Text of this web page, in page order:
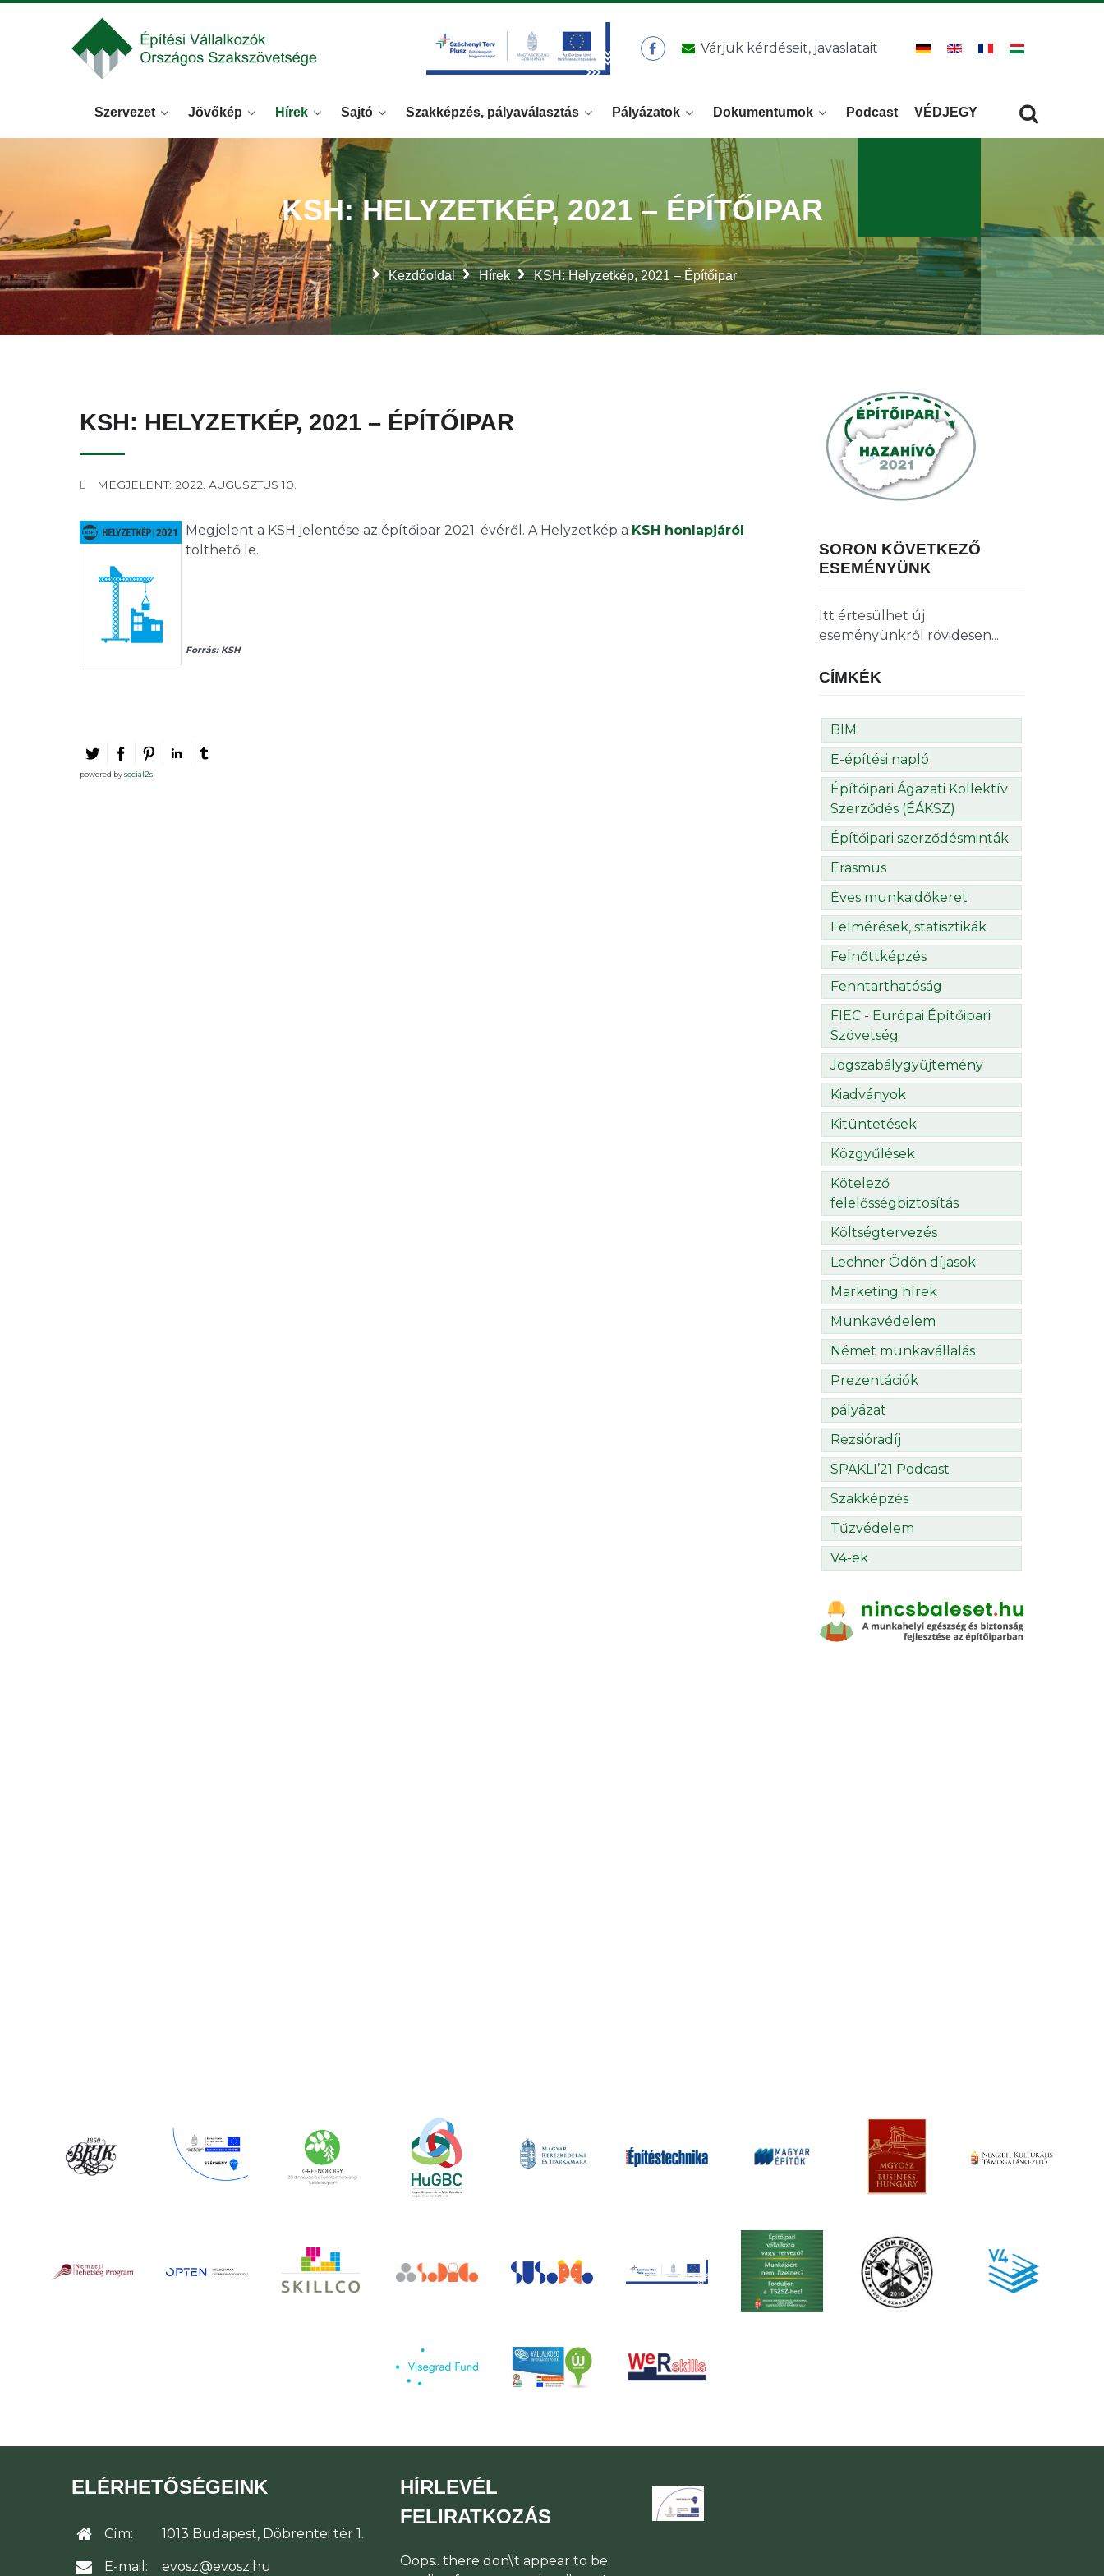
Várjuk kérdéseit, javaslatait
Szervezet Jövőkép Hírek Sajtó Szakképzés, pályaválasztás Pályázatok Dokumentumok Podcast VÉDJEGY
Kezdőoldal Hírek KSH: Helyzetkép, 2021 – Építőipar
KSH: HELYZETKÉP, 2021 – ÉPÍTŐIPAR
KSH: HELYZETKÉP, 2021 – ÉPÍTŐIPAR
MEGJELENT: 2022. AUGUSZTUS 10.
Megjelent a KSH jelentése az építőipar 2021. évéről. A Helyzetkép a KSH honlapjáról
tölthető le.
Forrás: KSH
powered bysocial2s
SORON KÖVETKEZŐ
ESEMÉNYÜNK
Itt értesülhet új
eseményünkről rövidesen...
CÍMKÉK
BIM
E-építési napló
Építőipari Ágazati Kollektív
Szerződés (ÉÁKSZ)
Építőipari szerződésminták
Erasmus
Éves munkaidőkeret
Felmérések, statisztikák
Felnőttképzés
Fenntarthatóság
FIEC - Európai Építőipari
Szövetség
Jogszabálygyűjtemény
Kiadványok
Kitüntetések
Közgyűlések
Kötelező
felelősségbiztosítás
Költségtervezés
Lechner Ödön díjasok
Marketing hírek
Munkavédelem
Német munkavállalás
Prezentációk
pályázat
Rezsióradíj
SPAKLI’21 Podcast
Szakképzés
Tűzvédelem
V4-ek
ELÉRHETŐSÉGEINK
Cím: 1013 Budapest, Döbrentei tér 1.
E-mail: evosz@evosz.hu
HÍRLEVÉL
FELIRATKOZÁS
Oops.. there don\'t appear to be